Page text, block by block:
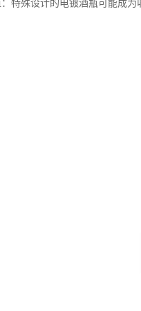
特殊设计的电镀酒瓶可能成为